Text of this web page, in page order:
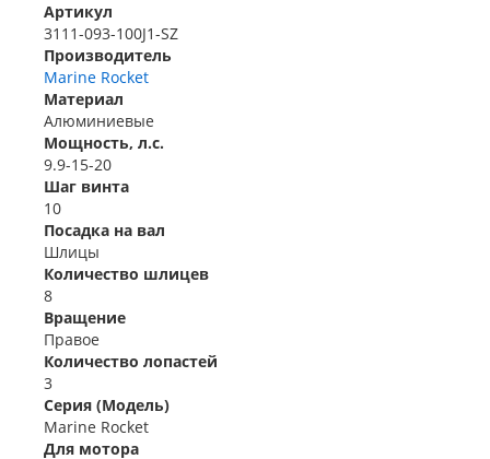
Артикул
3111-093-100J1-SZ
Производитель
Marine Rocket
Материал
Алюминиевые
Мощность, л.с.
9.9-15-20
Шаг винта
10
Посадка на вал
Шлицы
Количество шлицев
8
Вращение
Правое
Количество лопастей
3
Серия (Модель)
Marine Rocket
Для мотора